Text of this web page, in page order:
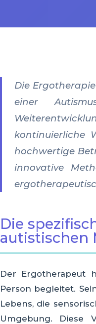
Die
einer
kontinuierliche
hochwertige
innovative
Die
autistischen
Der Ergotherapeut
Person begleitet.
Lebens, die
Umgebung. Diese